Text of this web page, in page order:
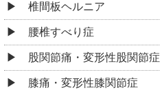
椎間板ヘルニア
腰椎すべり症
股関節痛・変形性股関節症
膝痛・変形性膝関節症